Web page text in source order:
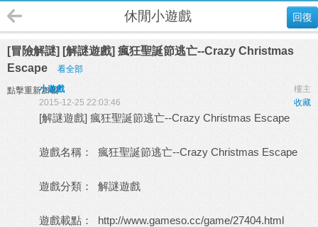
回復
休閒小遊戲
[冒險解謎] [解謎遊戲] 瘋狂聖誕節逃亡--Crazy Christmas
Escape
看全部
點擊重新加載 樓主
小遊戲
收藏
2015-12-25 22:03:46
[解謎遊戲] 瘋狂聖誕節逃亡--Crazy Christmas Escape
遊戲名稱： 瘋狂聖誕節逃亡--Crazy Christmas Escape
遊戲分類： 解謎遊戲
遊戲載點： http://www.gameso.cc/game/27404.html